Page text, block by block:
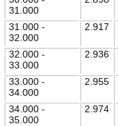
31.000
31.000 -
32.000
2.917
32.000 -
33.000
2.936
33.000 -
34.000
2.955
34.000 -
35.000
2.974